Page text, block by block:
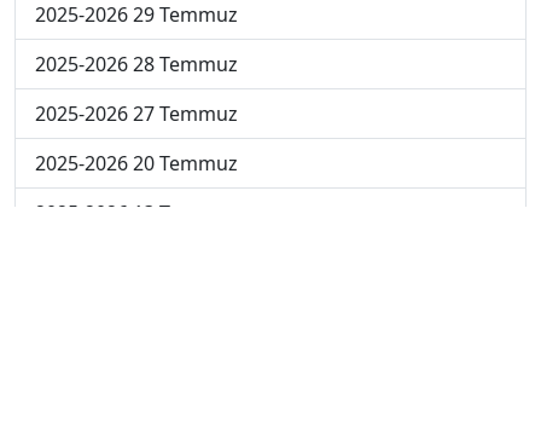
2025-2026 29 Temmuz
2025-2026 28 Temmuz
2025-2026 27 Temmuz
2025-2026 20 Temmuz
2025-2026 13 Temmuz